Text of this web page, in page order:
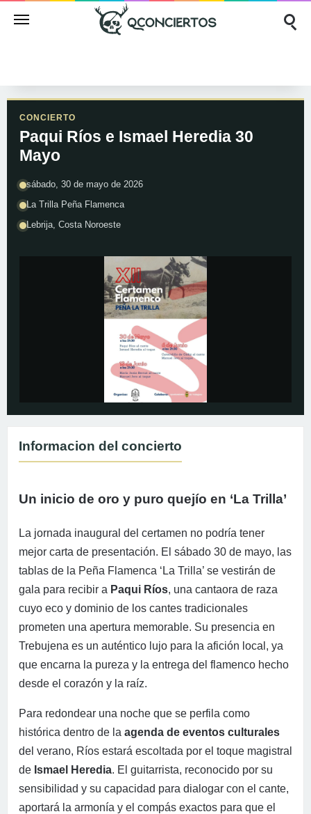
CONCIERTO
Paqui Ríos e Ismael Heredia 30
Mayo
sábado, 30 de mayo de 2026
La Trilla Peña Flamenca
Lebrija, Costa Noroeste
Informacion del concierto
Un inicio de oro y puro quejío en ‘La Trilla’
La jornada inaugural del certamen no podría tener
mejor carta de presentación. El sábado 30 de mayo, las
tablas de la Peña Flamenca ‘La Trilla’ se vestirán de
gala para recibir a Paqui Ríos, una cantaora de raza
cuyo eco y dominio de los cantes tradicionales
prometen una apertura memorable. Su presencia en
Trebujena es un auténtico lujo para la afición local, ya
que encarna la pureza y la entrega del flamenco hecho
desde el corazón y la raíz.
Para redondear una noche que se perfila como
histórica dentro de la agenda de eventos culturales
del verano, Ríos estará escoltada por el toque magistral
de Ismael Heredia. El guitarrista, reconocido por su
sensibilidad y su capacidad para dialogar con el cante,
aportará la armonía y el compás exactos para que el